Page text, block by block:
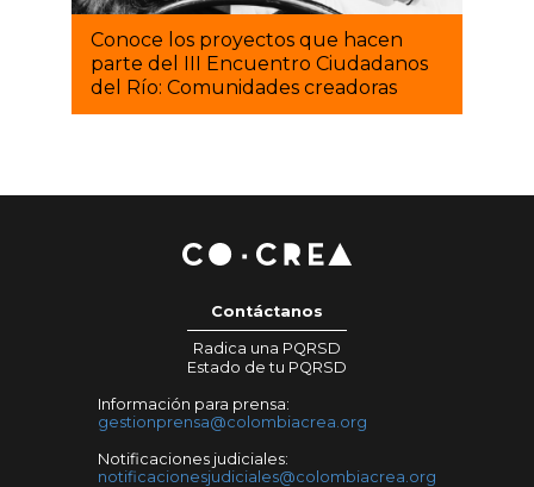
Conoce los proyectos que hacen
parte del III Encuentro Ciudadanos
del Río: Comunidades creadoras
Contáctanos
Radica una PQRSD
Estado de tu PQRSD
Información para prensa:
gestionprensa@colombiacrea.org
Notificaciones judiciales:
notificacionesjudiciales@colombiacrea.org